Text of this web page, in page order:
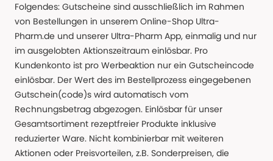
Folgendes: Gutscheine sind ausschließlich im Rahmen
von Bestellungen in unserem Online-Shop Ultra-
Pharm.de und unserer Ultra-Pharm App, einmalig und nur
im ausgelobten Aktionszeitraum einlösbar. Pro
Kundenkonto ist pro Werbeaktion nur ein Gutscheincode
einlösbar. Der Wert des im Bestellprozess eingegebenen
Gutschein(code)s wird automatisch vom
Rechnungsbetrag abgezogen. Einlösbar für unser
Gesamtsortiment rezeptfreier Produkte inklusive
reduzierter Ware. Nicht kombinierbar mit weiteren
Aktionen oder Preisvorteilen, z.B. Sonderpreisen, die